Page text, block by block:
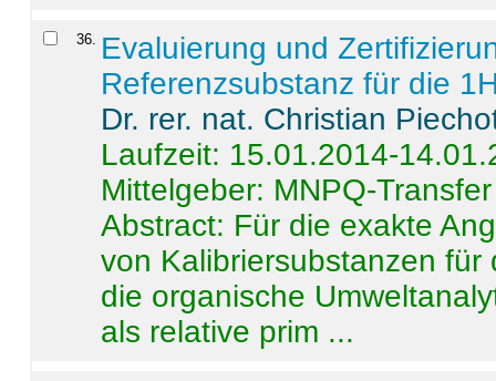
36. Evaluierung und
Referenzsubstanz für die
Dr. rer. nat. Christian
Laufzeit: 15.01.2014-
Mittelgeber: MNPQ-Transfer
Abstract: Für die exakte
von Kalibriersubstanzen
die organische
als relative prim ...